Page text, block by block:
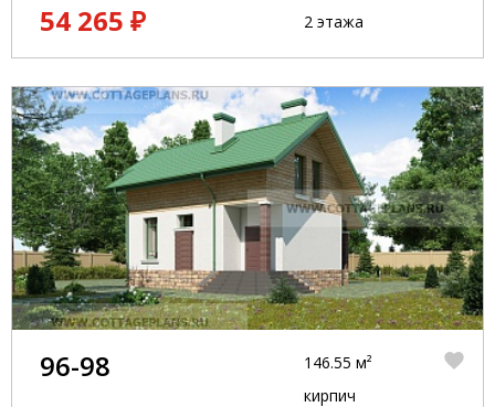
54 265 ₽
2 этажа
96-98
146.55 м²
кирпич